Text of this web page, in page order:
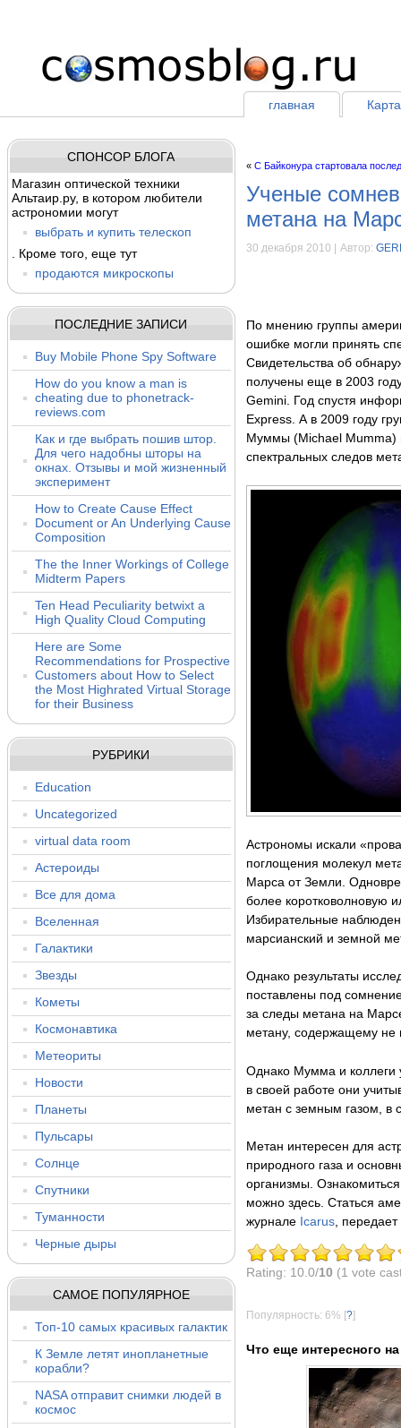
главная
СПОНСОР БЛОГА
Магазин оптической техники
Альтаир.ру, в котором любители
астрономии могут
выбрать и купить телескоп
. Кроме того, еще тут
продаются микроскопы
ПОСЛЕДНИЕ ЗАПИСИ
Buy Mobile Phone Spy Software
How do you know a man is
cheating due to phonetrack-
reviews.com
Как и где выбрать пошив штор.
Для чего надобны шторы на
окнах. Отзывы и мой жизненный
эксперимент
How to Create Cause Effect
Document or An Underlying Cause
Composition
The the Inner Workings of College
Midterm Papers
Ten Head Peculiarity betwixt a
High Quality Cloud Computing
Here are Some
Recommendations for Prospective
Customers about How to Select
the Most Highrated Virtual Storage
for their Business
РУБРИКИ
Education
Uncategorized
virtual data room
Астероиды
Все для дома
Вселенная
Галактики
Звезды
Кометы
Космонавтика
Метеориты
Новости
Планеты
Пульсары
Солнце
Спутники
Туманности
Черные дыры
САМОЕ ПОПУЛЯРНОЕ
Топ-10 самых красивых галактик
К Земле летят инопланетные
корабли?
NASA отправит снимки людей в
космос
« С Байконура стартовала
Ученые
метана на
30 декабря 2010 | Автор:
По мнению группы
ошибке могли принять
Свидетельства об
получены еще в 2003
Gemini. Год спустя
Express. А в 2009 году
Муммы (Michael Mumma)
спектральных следов
Астрономы искали
поглощения молекул
Марса от Земли.
более коротковолновую
Избирательные
марсианский и земной
Однако результаты
поставлены под
за следы метана на
метану, содержащему не
Однако Мумма и коллеги
в своей работе они
метан с земным газом, в
Метан интересен для
природного газа и
организмы.
можно здесь. Статься
журнале Icarus, передает
Rating: 10.0/10 (1 vote
Популярность: 6% [?]
Что еще интересного